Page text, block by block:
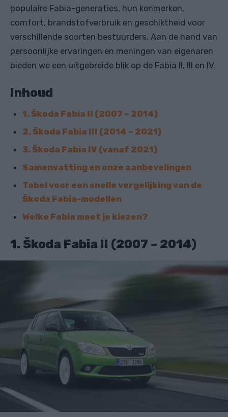
populaire Fabia-generaties, hun kenmerken,
comfort, brandstofverbruik en geschiktheid voor
verschillende soorten bestuurders. Aan de hand van
persoonlijke ervaringen en meningen van eigenaren
bieden we een uitgebreide blik op de Fabia II, III en IV.
Inhoud
1. Škoda Fabia II (2007 – 2014)
2. Škoda Fabia III (2014 – 2021)
3. Škoda Fabia IV (vanaf 2021)
Samenvatting en onze aanbevelingen
Tabel voor een snelle vergelijking van de
Škoda Fabia-modellen
Welke Fabia moet je kiezen?
1. Škoda Fabia II (2007 – 2014)